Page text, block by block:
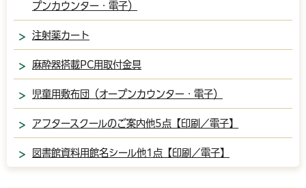
プンカウンター・電子）
注射薬カート
麻酔器搭載PC用取付金具
児童用敷布団（オープンカウンター・電子）
アフタースクールのご案内他5点【印刷／電子】
図書館資料用館名シール他1点【印刷／電子】